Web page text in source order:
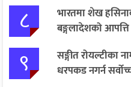
८
भारतमा शेख
बङ्गलादेशको आपत्ति
९
सङ्गीत रोयल्टीका
धरपकड नगर्न